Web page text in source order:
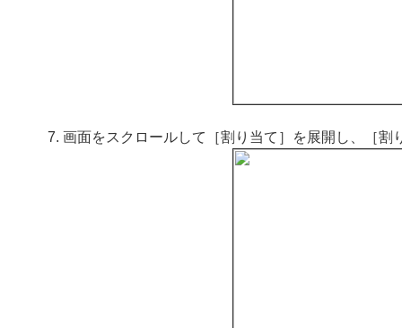
画面をスクロールして［割り当て］を展開し、［割